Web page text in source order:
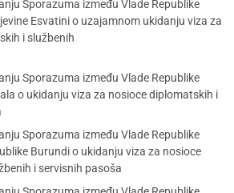
Sporazuma između Vlade Republike
Esvatini o uzajamnom ukidanju viza za
i službenih
Sporazuma između Vlade Republike
o ukidanju viza za nosioce diplomatskih i
Sporazuma između Vlade Republike
Burundi o ukidanju viza za nosioce
i servisnih pasoša